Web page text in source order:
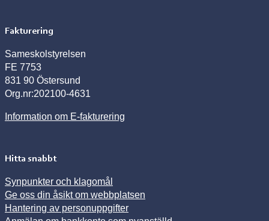
Fakturering
Sameskolstyrelsen
FE 7753
831 90 Östersund
Org.nr:202100-4631
Information om E-fakturering
Hitta snabbt
Synpunkter och klagomål
Ge oss din åsikt om webbplatsen
Hantering av personuppgifter